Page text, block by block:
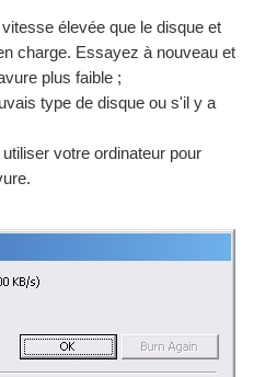
élevée que le disque et
charge. Essayez à nouveau et
plus faible ;
type de disque ou s'il y a
votre ordinateur pour